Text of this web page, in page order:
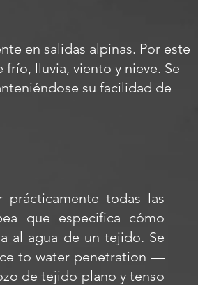
en salidas alpinas. Por este
lluvia, viento y nieve. Se
su facilidad de
todas las
que especifica cómo
al agua de un tejido. Se
to water penetration —
de tejido plano y tenso